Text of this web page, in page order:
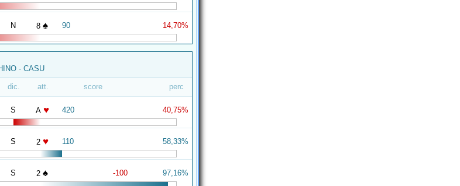
N 8 ♠ 90 14,70%
- CASU
dic. att. score perc
S A ♥ 420 40,75%
S 2 ♥ 110 58,33%
S 2 ♠ -100 97,16%